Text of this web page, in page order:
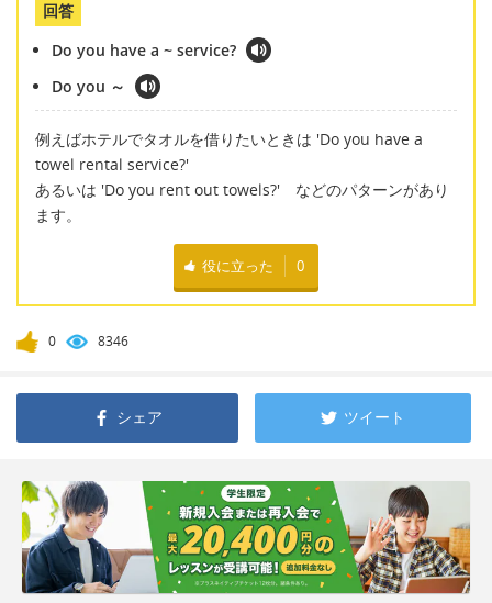
回答
Do you have a ~ service?
Do you ～
例えばホテルでタオルを借りたいときは 'Do you have a
towel rental service?'
あるいは 'Do you rent out towels?' などのパターンがあり
ます。
役に立った 0
0 8346
シェア ツイート